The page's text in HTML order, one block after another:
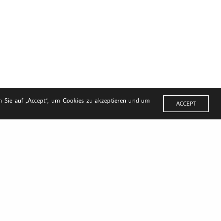
Sie auf „Accept“, um Cookies zu akzeptieren und um
ACCEPT